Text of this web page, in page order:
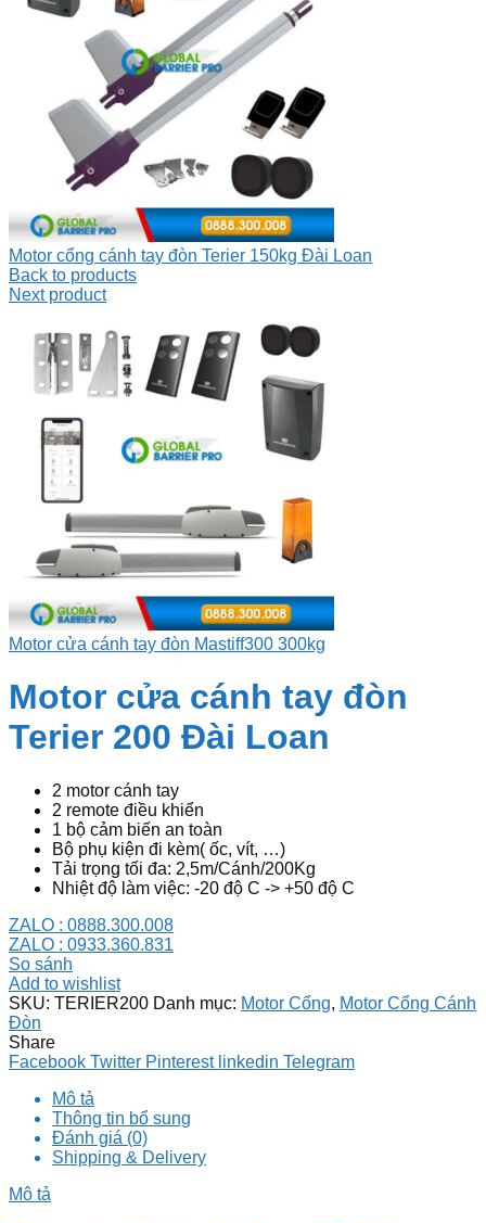
Motor cổng cánh tay đòn Terier 150kg Đài Loan
Back to products
Next product
Motor cửa cánh tay đòn Mastiff300 300kg
Motor cửa cánh tay đòn
Terier 200 Đài Loan
2 motor cánh tay
2 remote điều khiển
1 bộ cảm biến an toàn
Bộ phụ kiện đi kèm( ốc, vít, …)
Tải trọng tối đa: 2,5m/Cánh/200Kg
Nhiệt độ làm việc: -20 độ C -> +50 độ C
ZALO : 0888.300.008
ZALO : 0933.360.831
So sánh
Add to wishlist
SKU: TERIER200 Danh mục: Motor Cổng, Motor Cổng Cánh
Đòn
Share
Facebook Twitter Pinterest linkedin Telegram
Mô tả
Thông tin bổ sung
Đánh giá (0)
Shipping & Delivery
Mô tả